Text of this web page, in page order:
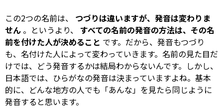
この2つの名前は、 つづりは違いますが、発音は変わりま
せん 。というより、 すべての名前の発音の方法は、その名
前を付けた人が決めること です。だから、発音もつづり
も、名付けた人によって変わっていきます。名前の見た目だ
けでは、どう発音するかは結局わからないんです。しかし、
日本語では、ひらがなの発音は決まっていますよね。基本
的に、どんな地方の人でも「あんな」を見たら同じように
発音すると思います。